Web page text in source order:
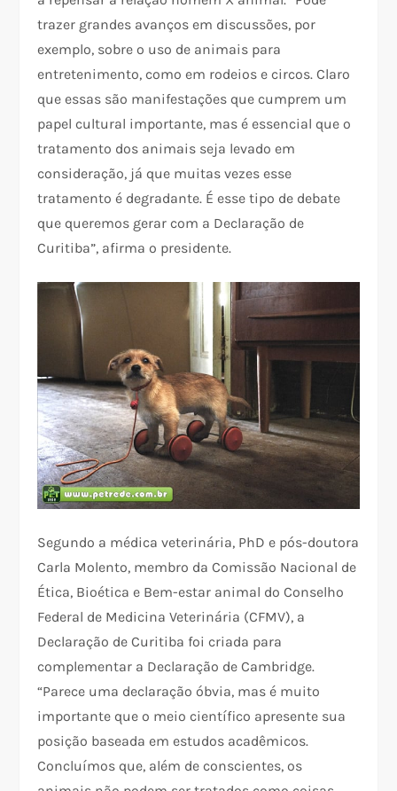
trazer grandes avanços em discussões, por
exemplo, sobre o uso de animais para
entretenimento, como em rodeios e circos. Claro
que essas são manifestações que cumprem um
papel cultural importante, mas é essencial que o
tratamento dos animais seja levado em
consideração, já que muitas vezes esse
tratamento é degradante. É esse tipo de debate
que queremos gerar com a Declaração de
Curitiba”, afirma o presidente.
Segundo a médica veterinária, PhD e pós-doutora
Carla Molento, membro da Comissão Nacional de
Ética, Bioética e Bem-estar animal do Conselho
Federal de Medicina Veterinária (CFMV), a
Declaração de Curitiba foi criada para
complementar a Declaração de Cambridge.
“Parece uma declaração óbvia, mas é muito
importante que o meio científico apresente sua
posição baseada em estudos acadêmicos.
Concluímos que, além de conscientes, os